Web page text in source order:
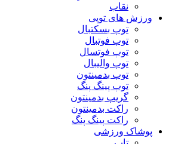
نقاب
ورزش های توپی
توپ بسکتبال
توپ فوتبال
توپ فوتسال
توپ والیبال
توپ بدمینتون
توپ پینگ پنگ
گریپ بدمینتون
راکت بدمینتون
راکت پینگ پنگ
پوشاک ورزشی